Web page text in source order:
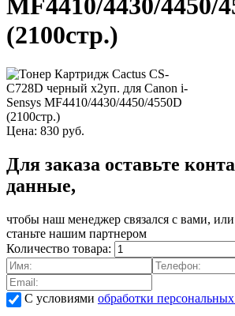
MF4410/4430/4450/
(2100стр.)
Цена: 830 руб.
Для заказа оставьте
данные,
чтобы наш менеджер связался с вами, или
станьте нашим партнером
Количество товара:
С условиями обработки